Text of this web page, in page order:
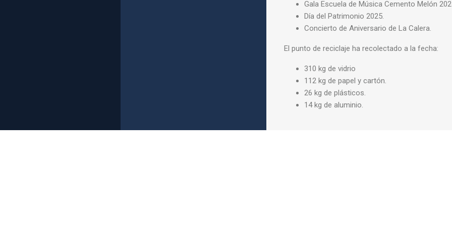
Gala Escuela de Música Cemento Melón
Día del Patrimonio 2025.
Concierto de Aniversario de La Calera.
El punto de reciclaje ha recolectado a la fecha:
310 kg de vidrio
112 kg de papel y cartón.
26 kg de plásticos.
14 kg de aluminio.